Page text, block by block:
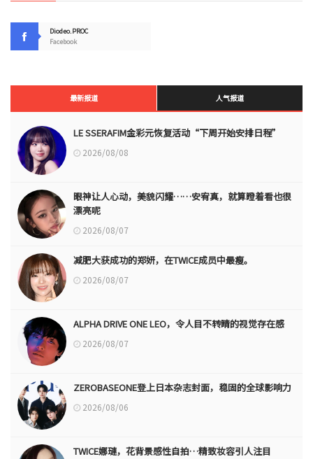
Diodeo.PROC
Facebook
最新报道 人气报道
LE SSERAFIM金彩元恢复活动“下周开始安排日程”
2026/08/08
眼神让人心动，美貌闪耀……安宥真，就算瞪着看也很
漂亮呢
2026/08/07
减肥大获成功的郑妍，在TWICE成员中最瘦。
2026/08/07
ALPHA DRIVE ONE LEO，令人目不转睛的视觉存在感
2026/08/07
ZEROBASEONE登上日本杂志封面，稳固的全球影响力
2026/08/06
TWICE娜璉，花背景感性自拍…精致妆容引人注目